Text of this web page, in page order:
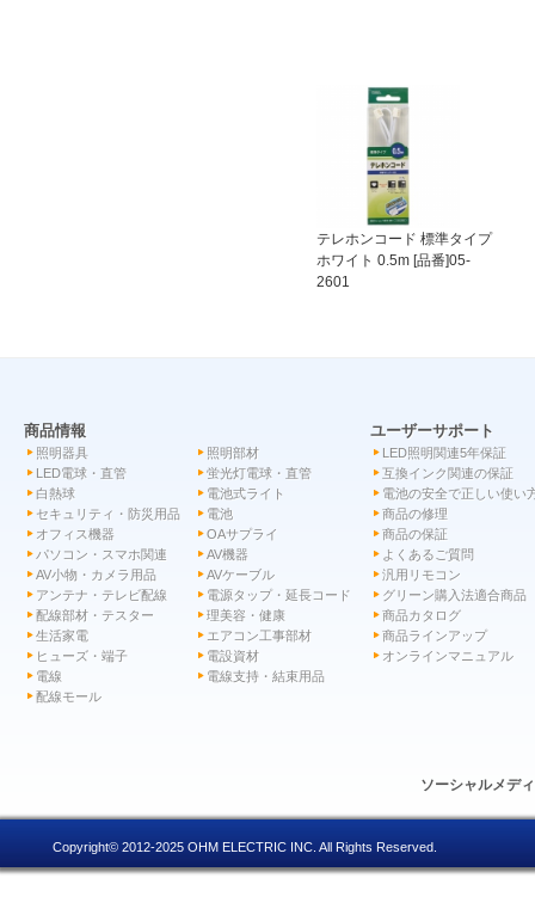
テレホンコード 標準タイプ
ホワイト 0.5m [品番]05-
2601
商品情報
照明器具
照明部材
LED電球・直管
蛍光灯電球・直管
白熱球
電池式ライト
セキュリティ・防災用品
電池
オフィス機器
OAサプライ
パソコン・スマホ関連
AV機器
AV小物・カメラ用品
AVケーブル
アンテナ・テレビ配線
電源タップ・延長コード
配線部材・テスター
理美容・健康
生活家電
エアコン工事部材
ヒューズ・端子
電設資材
電線
電線支持・結束用品
配線モール
ユーザーサポート
LED照明関連5年保証
互換インク関連の保証
電池の安全で正しい使い
商品の修理
商品の保証
よくあるご質問
汎用リモコン
グリーン購入法適合商品
商品カタログ
商品ラインアップ
オンラインマニュアル
ソーシャルメデ
Copyright© 2012-2025 OHM ELECTRIC INC. All Rights Reserved.